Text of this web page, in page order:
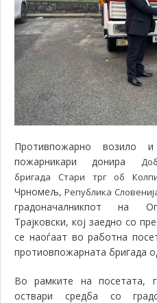
Противпожарно возило
пожарникари донира
бригада Стари трг об
Чрномељ,Република
градоначалникпот на
Трајковски, кој заедно со
се наоѓаат во работна
протиовпожарната бригада
Во рамките на посетата,
оствари средба со